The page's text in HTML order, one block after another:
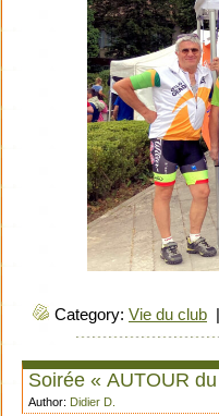
Category: Vie du club
Soirée « AUTOUR
Author: Didier D.